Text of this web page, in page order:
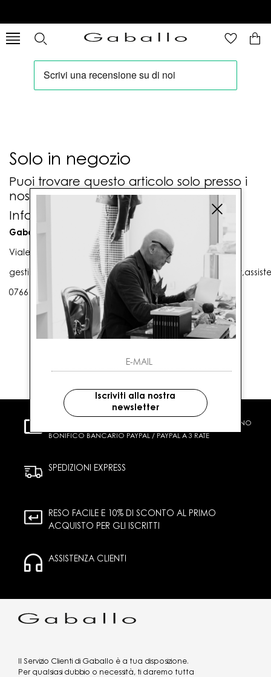
Solo in negozio
Puoi trovare questo articolo solo presso i
nostri punti vendita:
Info contatti
Gaballo Mario srl
Viale G. Matteotti n. 23 00053 Civitavecchia (RM)
0766 25656
CARTA DI CREDITO CONTRASSEGNO
BONIFICO BANCARIO PAYPAL / PAYPAL A 3 RATE
SPEDIZIONI EXPRESS
RESO FACILE E 10% DI SCONTO AL PRIMO
ACQUISTO PER GLI ISCRITTI
ASSISTENZA CLIENTI
Il Servizio Clienti di Gaballo è a tua disposizione.
Per qualsiasi dubbio o necessità, ti daremo tutta
Iscriviti alla nostra
newsletter